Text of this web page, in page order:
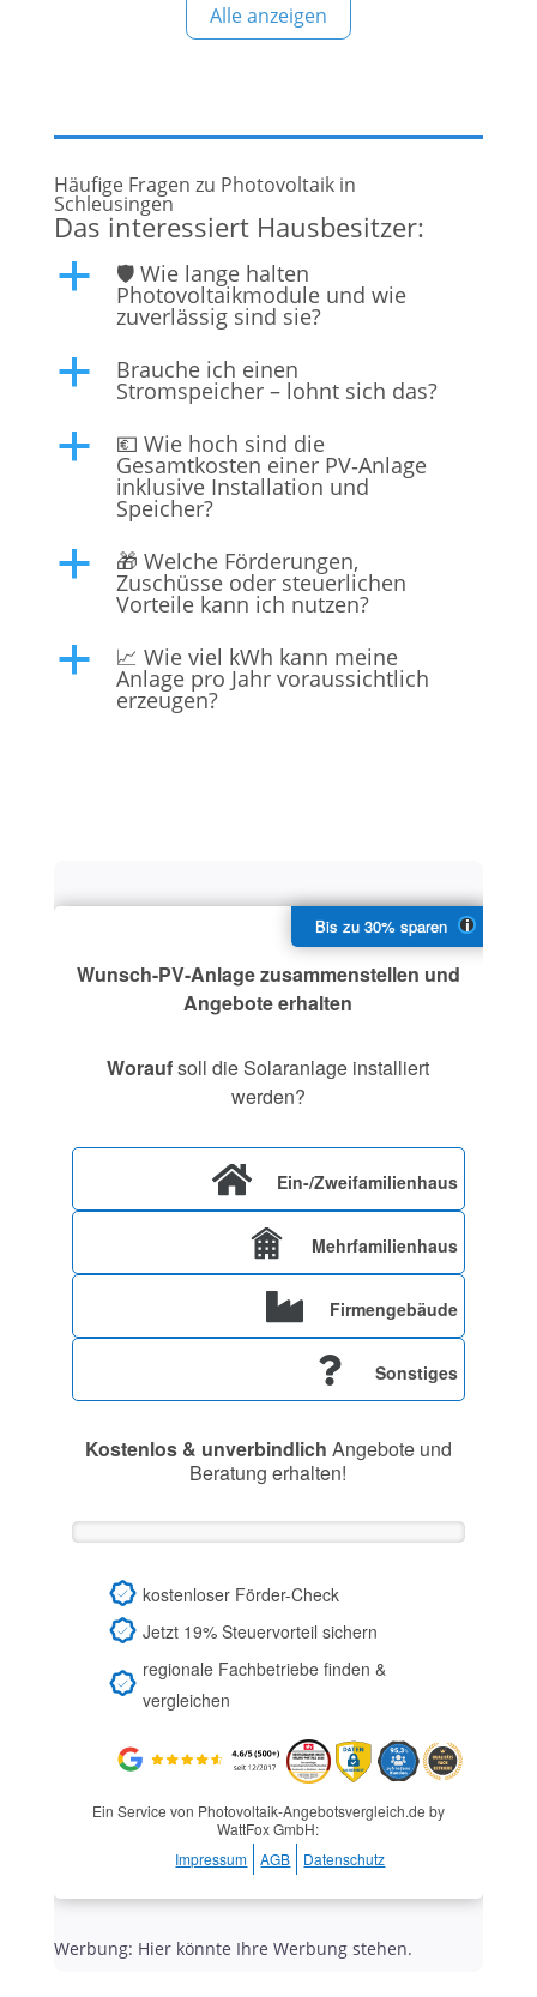
Expertise und Leidenschaft für grüne
Technologien bieten wir maßgeschneiderte
Alle anzeigen
Häufige Fragen zu Photovoltaik in
Schleusingen
Das interessiert Hausbesitzer:
a 🛡️ Wie lange halten
Photovoltaikmodule und wie
zuverlässig sind sie?
a Brauche ich einen
Stromspeicher – lohnt sich das?
a 💶 Wie hoch sind die
Gesamtkosten einer PV‑Anlage
inklusive Installation und
Speicher?
a 🎁 Welche Förderungen,
Zuschüsse oder steuerlichen
Vorteile kann ich nutzen?
a 📈 Wie viel kWh kann meine
Anlage pro Jahr voraussichtlich
erzeugen?
Wunsch-PV-Anlage zusammenstellen und
Angebote erhalten
Woraufsoll die Solaranlage installiert
werden?
Ein-/Zweifamilienhaus
Mehrfamilienhaus
Firmengebäude
Sonstiges
Kostenlos & unverbindlich Angebote und
Beratung erhalten!
kostenloser Förder-Check
Jetzt 19% Steuervorteil sichern
regionale Fachbetriebe finden &
vergleichen
Ein Service von Photovoltaik-Angebotsvergleich.de by
WattFox GmbH:
Impressum
AGB Datenschutz
Werbung: Hier könnte Ihre Werbung stehen.